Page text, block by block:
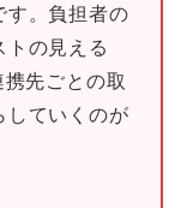
す。負担者の
の見える
先ごとの取
していくのが